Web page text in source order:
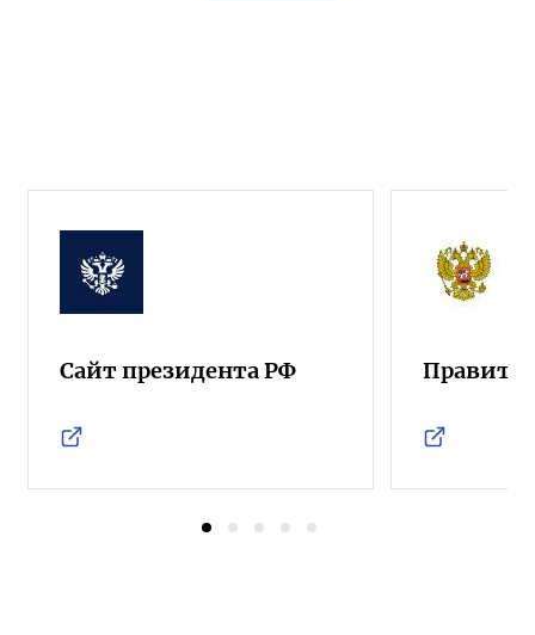
Сайт президента РФ